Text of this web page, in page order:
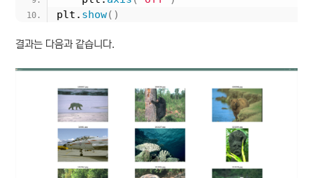
plt. show()
결과는 다음과 같습니다.